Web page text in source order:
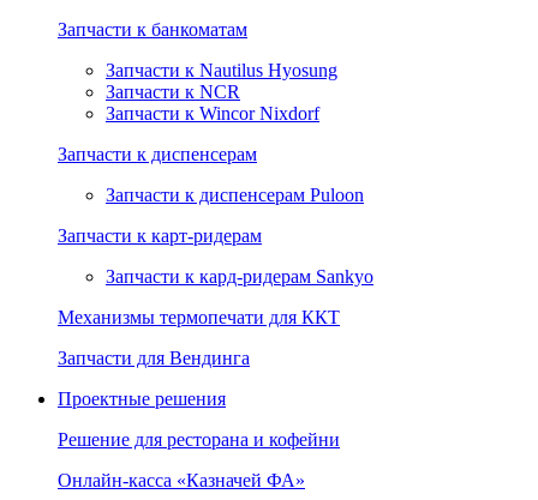
Запчасти к банкоматам
Запчасти к Nautilus Hyosung
Запчасти к NCR
Запчасти к Wincor Nixdorf
Запчасти к диспенсерам
Запчасти к диспенсерам Puloon
Запчасти к карт-ридерам
Запчасти к кард-ридерам Sankyo
Механизмы термопечати для ККТ
Запчасти для Вендинга
Проектные решения
Решение для ресторана и кофейни
Онлайн‑касса «Казначей ФА»